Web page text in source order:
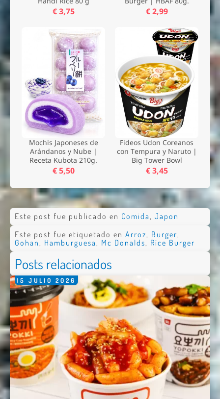
€ 3,75 € 2,99
Mochis Japoneses de
Arándanos y Nube |
Receta Kubota 210g.
€ 5,50
Fideos Udon Coreanos
con Tempura y Naruto |
Big Tower Bowl
€ 3,45
Este post fue publicado en Comida, Japon
Este post fue etiquetado en Arroz, Burger,
Gohan , Hamburguesa , Mc Donalds, Rice Burger
Posts relacionados
15 JULIO 2026